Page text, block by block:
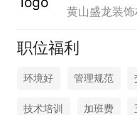
黄山盛龙装
职位福利
环境好 管理规范
技术培训 加班费